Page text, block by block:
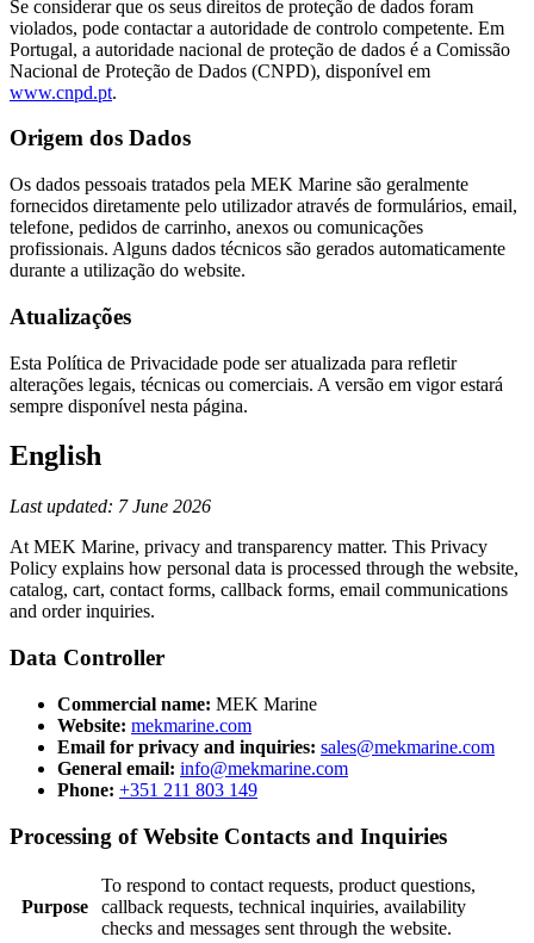
Se considerar que os seus direitos de proteção de dados foram
violados, pode contactar a autoridade de controlo competente. Em
Portugal, a autoridade nacional de proteção de dados é a Comissão
Nacional de Proteção de Dados (CNPD), disponível em
www.cnpd.pt.
Origem dos Dados
Os dados pessoais tratados pela MEK Marine são geralmente
fornecidos diretamente pelo utilizador através de formulários, email,
telefone, pedidos de carrinho, anexos ou comunicações
profissionais. Alguns dados técnicos são gerados automaticamente
durante a utilização do website.
Atualizações
Esta Política de Privacidade pode ser atualizada para refletir
alterações legais, técnicas ou comerciais. A versão em vigor estará
sempre disponível nesta página.
English
Last updated: 7 June 2026
At MEK Marine, privacy and transparency matter. This Privacy
Policy explains how personal data is processed through the website,
catalog, cart, contact forms, callback forms, email communications
and order inquiries.
Data Controller
Commercial name: MEK Marine
Website: mekmarine.com
Email for privacy and inquiries: sales@mekmarine.com
General email: info@mekmarine.com
Phone: +351 211 803 149
Processing of Website Contacts and Inquiries
Purpose
To respond to contact requests, product questions,
callback requests, technical inquiries, availability
checks and messages sent through the website.